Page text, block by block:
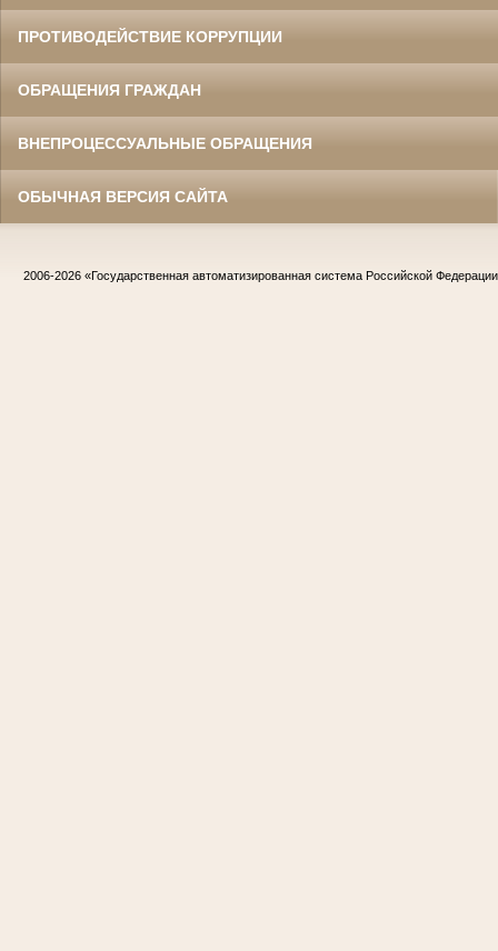
ПРОТИВОДЕЙСТВИЕ КОРРУПЦИИ
ОБРАЩЕНИЯ ГРАЖДАН
ВНЕПРОЦЕССУАЛЬНЫЕ ОБРАЩЕНИЯ
ОБЫЧНАЯ ВЕРСИЯ САЙТА
2006-2026 «Государственная автоматизированная система Российской